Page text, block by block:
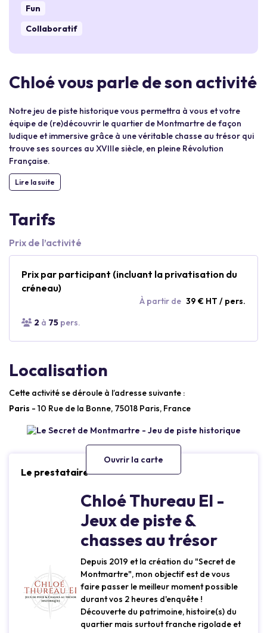
Fun
Collaboratif
Chloé vous parle de son activité
Notre jeu de piste historique vous permettra à vous et votre
équipe de (re)découvrir le quartier de Montmartre de façon
ludique et immersive grâce à une véritable chasse au trésor qui
trouve ses sources au XVIIIe siècle, en pleine Révolution
Française.
Lire la suite
Tarifs
Prix de l’activité
Prix par participant (incluant la privatisation du
créneau)
À partir de 39 € HT / pers.
2 à 75 pers.
Localisation
Cette activité se déroule à l’adresse suivante :
Paris - 10 Rue de la Bonne, 75018 Paris, France
Ouvrir la carte
Le prestataire
Chloé Thureau EI -
Jeux de piste &
chasses au trésor
Depuis 2019 et la création du "Secret de
Montmartre", mon objectif est de vous
faire passer le meilleur moment possible
durant vos 2 heures d'enquête !
Découverte du patrimoine, histoire(s) du
quartier mais surtout franche rigolade et